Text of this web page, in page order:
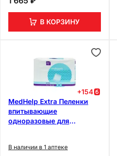
В КОРЗИНУ
+154
MedHelp Extra Пеленки
впитывающие
одноразовые для
В наличии в 1 аптеке